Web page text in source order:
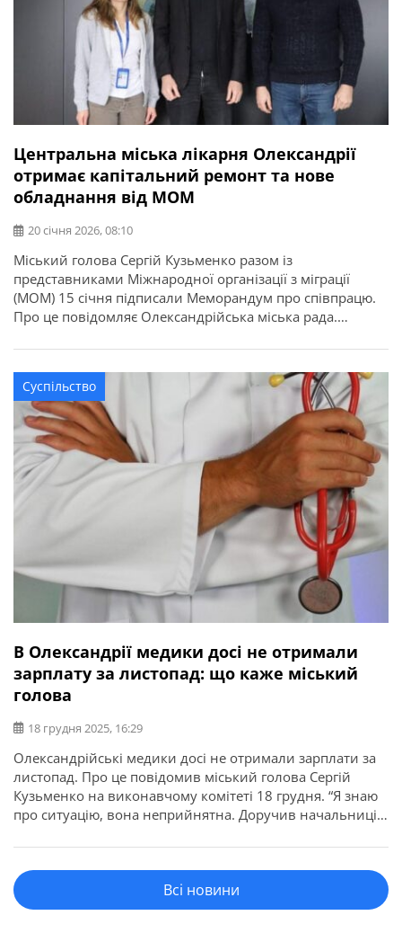
Центральна міська лікарня Олександрії
отримає капітальний ремонт та нове
обладнання від МОМ
20 січня 2026, 08:10
Міський голова Сергій Кузьменко разом із
представниками Міжнародної організації з міграції
(МОМ) 15 січня підписали Меморандум про співпрацю.
Про це повідомляє Олександрійська міська рада.
відділення анестезіології з ліжками для інтенсивної
терапії, а також капітальний ремонт даху головного
корпусу Центральної міської лікарні. Крім того, в межах
Меморандуму МОМ забезпечить лікарню необхідним
[…]
Суспільство
В Олександрії медики досі не отримали
зарплату за листопад: що каже міський
голова
18 грудня 2025, 16:29
Олександрійські медики досі не отримали зарплати за
листопад. Про це повідомив міський голова Сергій
Кузьменко на виконавчому комітеті 18 грудня. “Я знаю
про ситуацію, вона неприйнятна. Доручив начальниці
щоденно інформувати мене про її вирішення. Водночас
хочу ще раз чітко пояснити механізм фінансування,
щоб уникнути непорозумінь: зарплати медиків
виплачує не […]
Всі новини